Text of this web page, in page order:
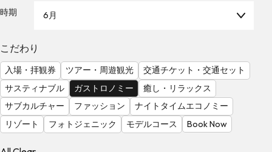
る
気
を
見
る
時期 6月
こだわり
入場・拝観券 ツアー・周遊観光
交通チケット・交通セット
サスティナブル
ガストロノミー
癒し・リラックス
サブカルチャー
ファッション
ナイトタイムエコノミー
リゾート
フォトジェニック モデルコース Book Now